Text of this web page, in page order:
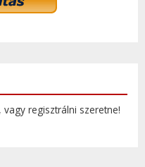
regisztrálni szeretne!